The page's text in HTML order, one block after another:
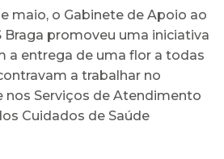
maio, o Gabinete de Apoio ao
Braga promoveu uma iniciativa
a entrega de uma flor a todas
a trabalhar no
nos Serviços de Atendimento
Cuidados de Saúde